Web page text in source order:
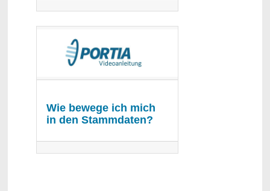
Wie bewege ich mich
in den Stammdaten?